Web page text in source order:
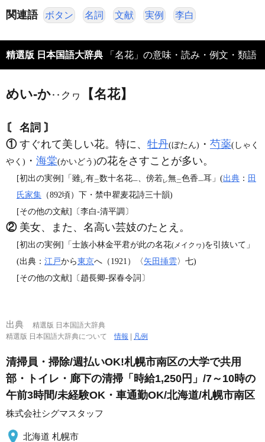
関連語 ボタン 名詞 文献 実例 李白
精選版 日本国語大辞典 「名花」の意味・読み・例文・類語
めい‐か‥クヮ 【名花】
〘 名詞 〙
①すぐれて美しい花。特に、 牡丹(ぼたん) ・ 芍薬(しゃく
やく) ・ 海棠(かいどう)の花をさすことが多い。
[初出の実例]「雖レ有二数十名花一 、傍若レ無二色香一耳」(出典 ： 田
氏家集 （892頃）下・禁中瞿麦花詩三十韻)
[その他の文献]〔李白‐清平調〕
②美女、また、名高い芸妓のたとえ。
[初出の実例]「士族小林金平君が此の名花(メイクヮ)を引抜いて」
(出典： 江戸から東京へ（1921）〈矢田挿雲〉七)
[その他の文献]〔趙長卿‐探春令詞〕
出典
精選版 日本国語大辞典
精選版 日本国語大辞典について情報 凡例
清掃員・掃除/週払いOK!札幌市南区の大学で共用
部・トイレ・廊下の清掃「時給1,250円」/7～10時の
午前3時間/未経験OK・車通勤OK/北海道/札幌市南区
株式会社シグマスタッフ
北海道 札幌市